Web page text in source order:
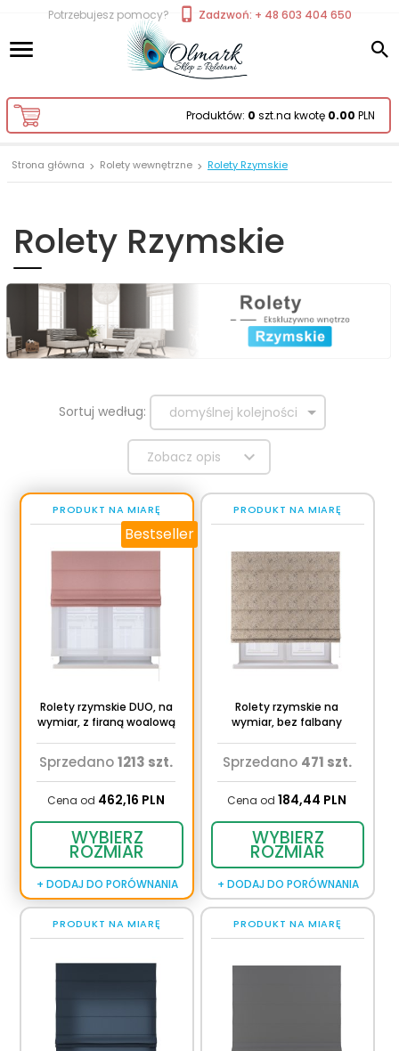
Potrzebujesz pomocy? Zadzwoń: + 48 603 404 650
Produktów: 0 szt.na kwotę 0.00 PLN
Strona główna Rolety wewnętrzne Rolety Rzymskie
Rolety Rzymskie
Sortuj według: sort
domyślnej kolejności
Zobacz opis
PRODUKT NA MIARĘ
Rolety rzymskie DUO, na
wymiar, z firaną woalową
Sprzedano1213 szt.
Cena od 462,16 PLN
WYBIERZ
ROZMIAR
+ DODAJ DO PORÓWNANIA
Bestseller
PRODUKT NA MIARĘ
Rolety rzymskie na
wymiar, bez falbany
Sprzedano 471 szt.
Cena od 184,44 PLN
WYBIERZ
ROZMIAR
+ DODAJ DO PORÓWNANIA
PRODUKT NA MIARĘ PRODUKT NA MIARĘ